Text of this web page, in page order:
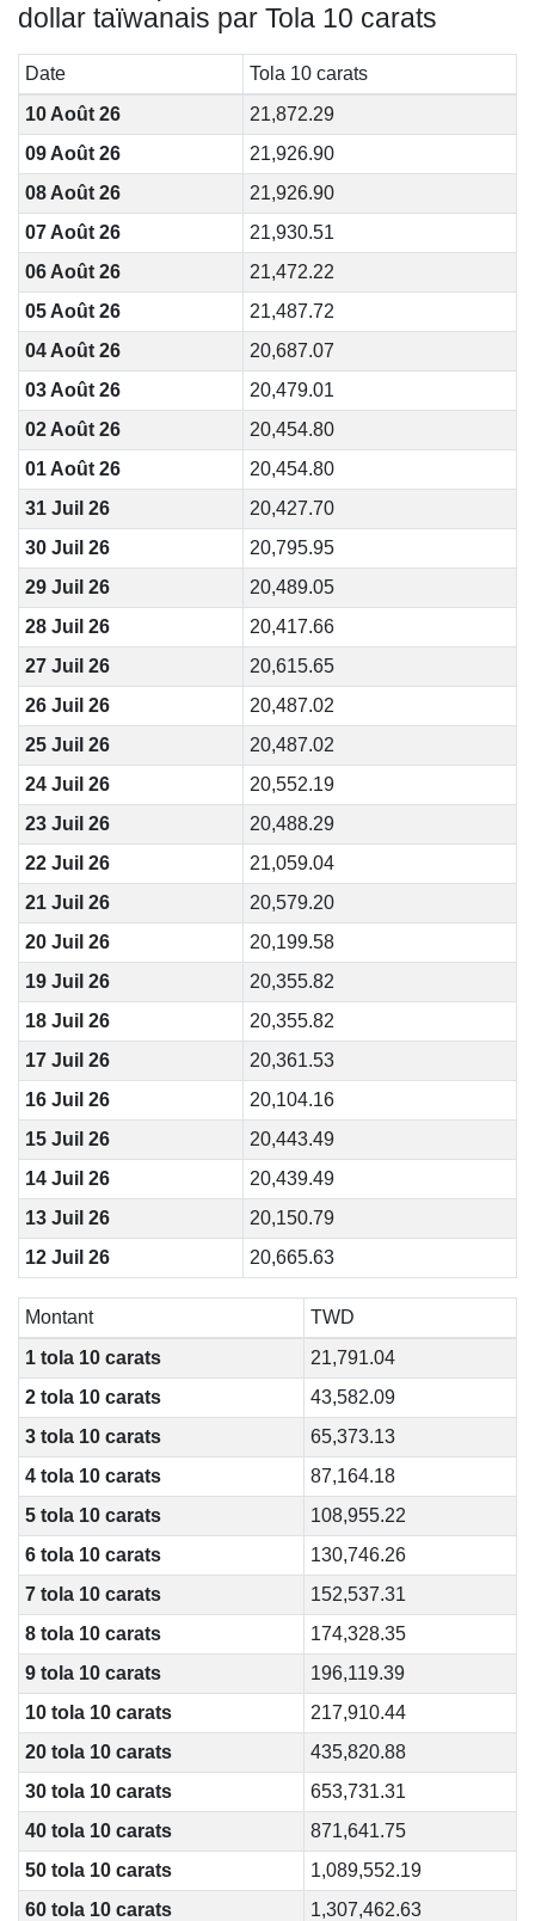
dollar taïwanais par Tola 10 carats
Date
Tola 10 carats
10 Août 26
21,872.29
09 Août 26
21,926.90
08 Août 26
21,926.90
07 Août 26
21,930.51
06 Août 26
21,472.22
05 Août 26
21,487.72
04 Août 26
20,687.07
03 Août 26
20,479.01
02 Août 26
20,454.80
01 Août 26
20,454.80
31 Juil 26
20,427.70
30 Juil 26
20,795.95
29 Juil 26
20,489.05
28 Juil 26
20,417.66
27 Juil 26
20,615.65
26 Juil 26
20,487.02
25 Juil 26
20,487.02
24 Juil 26
20,552.19
23 Juil 26
20,488.29
22 Juil 26
21,059.04
21 Juil 26
20,579.20
20 Juil 26
20,199.58
19 Juil 26
20,355.82
18 Juil 26
20,355.82
17 Juil 26
20,361.53
16 Juil 26
20,104.16
15 Juil 26
20,443.49
14 Juil 26
20,439.49
13 Juil 26
20,150.79
12 Juil 26
20,665.63
Montant
TWD
1 tola 10 carats
21,791.04
2 tola 10 carats
43,582.09
3 tola 10 carats
65,373.13
4 tola 10 carats
87,164.18
5 tola 10 carats
108,955.22
6 tola 10 carats
130,746.26
7 tola 10 carats
152,537.31
8 tola 10 carats
174,328.35
9 tola 10 carats
196,119.39
10 tola 10 carats
217,910.44
20 tola 10 carats
435,820.88
30 tola 10 carats
653,731.31
40 tola 10 carats
871,641.75
50 tola 10 carats
1,089,552.19
60 tola 10 carats
1,307,462.63